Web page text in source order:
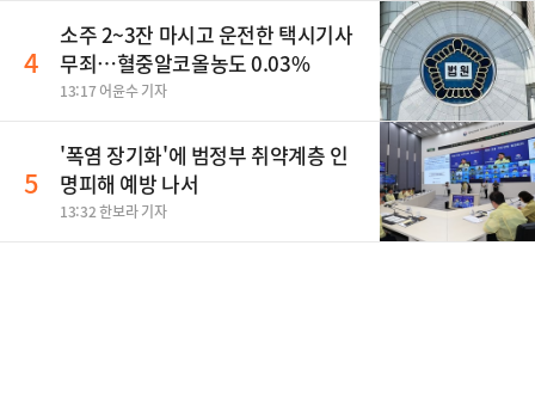
4
소주 2~3잔 마시고 운전한 택시기사
무죄…혈중알코올농도 0.03%
13:17 어윤수 기자
5
'폭염 장기화'에 범정부 취약계층 인
명피해 예방 나서
13:32 한보라 기자